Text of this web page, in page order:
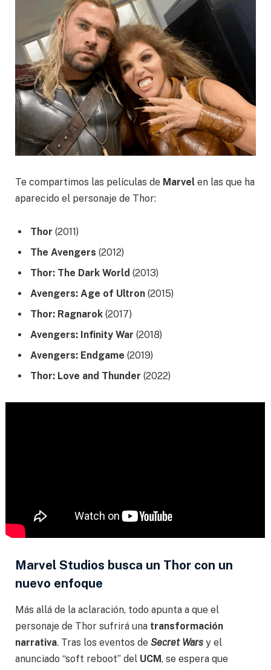
Te compartimos las películas de Marvel en las que ha
aparecido el personaje de Thor:
Thor (2011)
The Avengers (2012)
Thor: The Dark World (2013)
Avengers: Age of Ultron (2015)
Thor: Ragnarok (2017)
Avengers: Infinity War (2018)
Avengers: Endgame (2019)
Thor: Love and Thunder (2022)
Marvel Studios busca un Thor con un
nuevo enfoque
Más allá de la aclaración, todo apunta a que el
personaje de Thor sufrirá una transformación
narrativa. Tras los eventos de Secret Wars y el
anunciado “soft reboot” del UCM, se espera que